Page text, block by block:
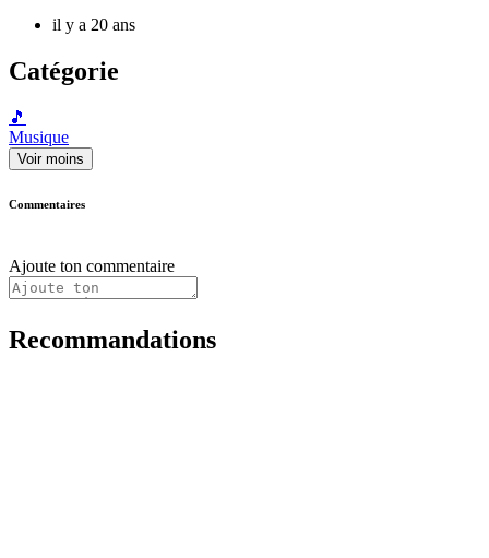
il y a 20 ans
Catégorie
🎵
Musique
Voir moins
Commentaires
Ajoute ton commentaire
Recommandations